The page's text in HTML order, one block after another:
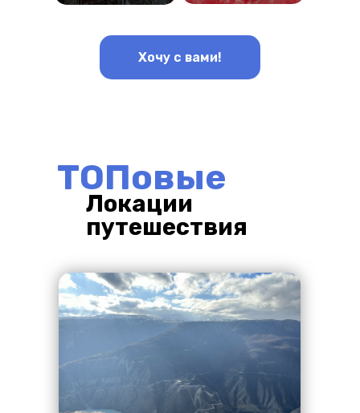
Хочу с вами!
ТОПовые
Локации
путешествия